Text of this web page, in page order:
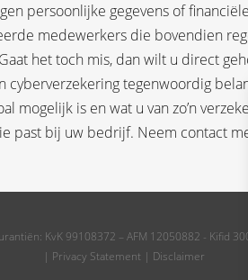
persoonlijke gegevens of
medewerkers die bovendien
het toch mis, dan wilt u direct
tegenwoordig
is en wat u van zo’n
past bij uw bedrijf. Neem contact
KvK 99108372 – AFM 12050882 - Kifid
| Privacy Statement | Disclaimer